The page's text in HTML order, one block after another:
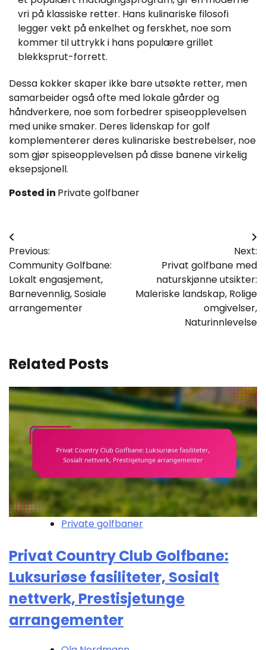
vri på klassiske retter. Hans kulinariske filosofi
legger vekt på enkelhet og ferskhet, noe som
kommer til uttrykk i hans populære grillet
blekksprut-forrett.
Dessa kokker skaper ikke bare utsøkte retter, men
samarbeider også ofte med lokale gårder og
håndverkere, noe som forbedrer spiseopplevelsen
med unike smaker. Deres lidenskap for golf
komplementerer deres kulinariske bestrebelser, noe
som gjør spiseopplevelsen på disse banene virkelig
eksepsjonell.
Posted in Private golfbaner
Post
navigation
Previous:
Community Golfbane:
Lokalt engasjement,
Barnevennlig, Sosiale
arrangementer
Next:
Privat golfbane med
naturskjønne utsikter:
Maleriske landskap, Rolige
omgivelser,
Naturinnlevelse
Related Posts
Private golfbaner
Privat Country Club Golfbane:
Luksuriøse fasiliteter, Sosialt
nettverk, Prestisjetunge
arrangementer